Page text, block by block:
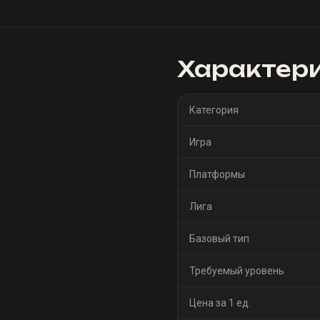
Категория
Игра
Платформы
Лига
Базовый тип
Требуемый уровень
Цена за 1 ед.